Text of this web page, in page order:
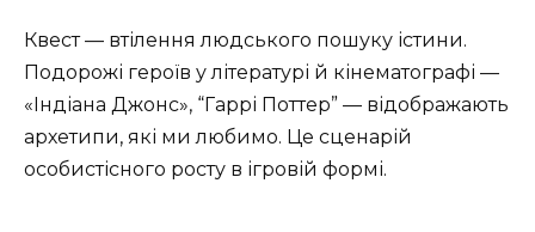
Квест — втілення людського пошуку істини.
Подорожі героїв у літературі й кінематографі —
«Індіана Джонс», “Гаррі Поттер” — відображають
архетипи, які ми любимо. Це сценарій
особистісного росту в ігровій формі.